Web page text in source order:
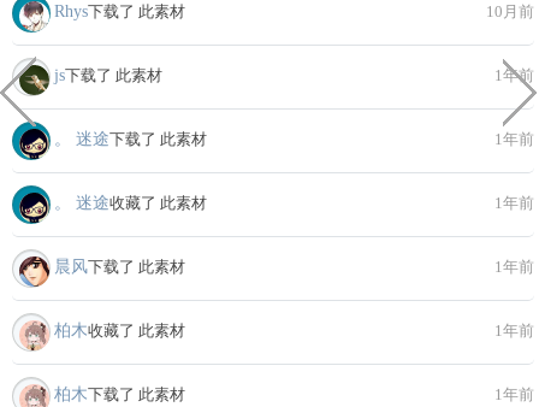
Rhys下载了 此素材 10月前
js下载了 此素材 1年前
。 迷途下载了 此素材 1年前
。 迷途收藏了 此素材 1年前
晨风下载了 此素材 1年前
柏木收藏了 此素材 1年前
柏木下载了 此素材 1年前